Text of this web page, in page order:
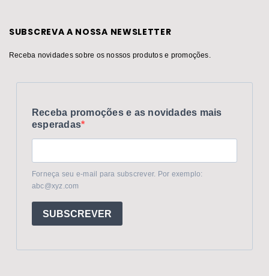
SUBSCREVA A NOSSA NEWSLETTER
Receba novidades sobre os nossos produtos e promoções.
Receba promoções e as novidades mais
esperadas
Forneça seu e-mail para subscrever. Por exemplo:
abc@xyz.com
SUBSCREVER